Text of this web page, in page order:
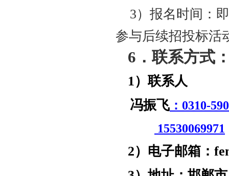
3）报名时间：
参与后续招投标活
6 ．联系方式
1）联系人
冯振飞 ： 0310-
15530069971
2） 电子邮箱：